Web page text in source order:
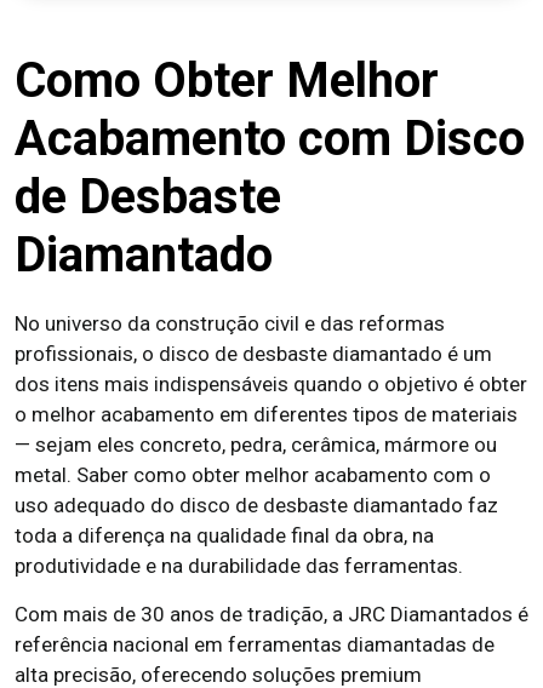
Como Obter Melhor
Acabamento com Disco
de Desbaste
Diamantado
No universo da construção civil e das reformas
profissionais, o disco de desbaste diamantado é um
dos itens mais indispensáveis quando o objetivo é obter
o melhor acabamento em diferentes tipos de materiais
— sejam eles concreto, pedra, cerâmica, mármore ou
metal. Saber como obter melhor acabamento com o
uso adequado do disco de desbaste diamantado faz
toda a diferença na qualidade final da obra, na
produtividade e na durabilidade das ferramentas.
Com mais de 30 anos de tradição, a JRC Diamantados é
referência nacional em ferramentas diamantadas de
alta precisão, oferecendo soluções premium